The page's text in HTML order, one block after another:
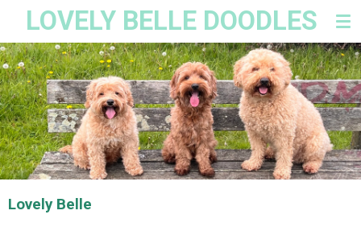
naar
de
hoofdinhoud
LOVELY BELLE DOODLES
Lovely Belle